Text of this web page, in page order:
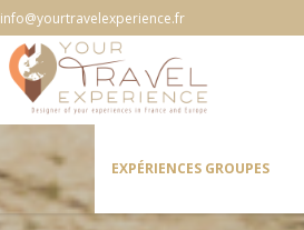
info@yourtravelexperience.fr
EXPÉRIENCES GROUPES